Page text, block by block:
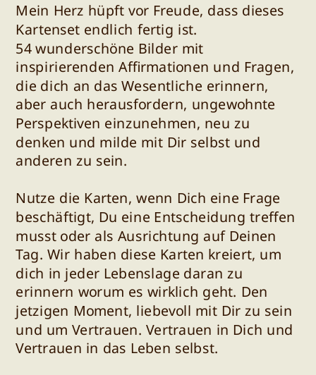
Mein Herz hüpft vor Freude, dass dieses
Kartenset endlich fertig ist.
54 wunderschöne Bilder mit
inspirierenden Affirmationen und Fragen,
die dich an das Wesentliche erinnern,
aber auch herausfordern, ungewohnte
Perspektiven einzunehmen, neu zu
denken und milde mit Dir selbst und
anderen zu sein.
Nutze die Karten, wenn Dich eine Frage
beschäftigt, Du eine Entscheidung treffen
musst oder als Ausrichtung auf Deinen
Tag. Wir haben diese Karten kreiert, um
dich in jeder Lebenslage daran zu
erinnern worum es wirklich geht. Den
jetzigen Moment, liebevoll mit Dir zu sein
und um Vertrauen. Vertrauen in Dich und
Vertrauen in das Leben selbst.